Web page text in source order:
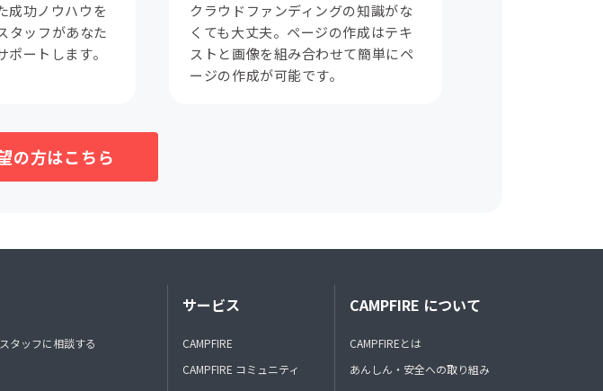
成功ノウハウを
タッフがあなた
ートします。
クラウドファンディングの知識がな
くても大丈夫。ページの作成はテキ
ストと画像を組み合わせて簡単にペ
ージの作成が可能です。
の方はこちら
スタッフに相談する
サービス
CAMPFIRE
CAMPFIRE コミュニティ
CAMPFIRE について
CAMPFIREとは
あんしん・安全への取り組み